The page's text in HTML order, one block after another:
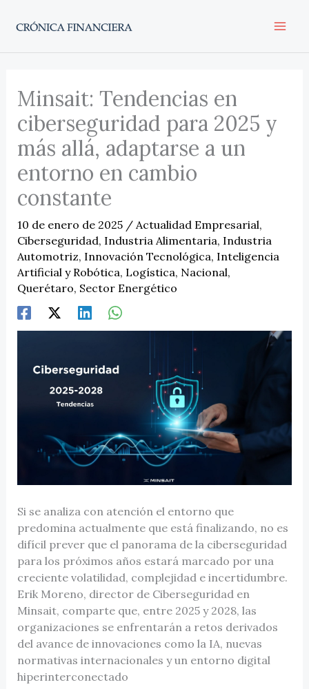
Minsait: Tendencias en
ciberseguridad para 2025 y
más allá, adaptarse a un
entorno en cambio
constante
10 de enero de 2025 / Actualidad Empresarial,
Ciberseguridad, Industria Alimentaria, Industria
Automotriz, Innovación Tecnológica, Inteligencia
Artificial y Robótica, Logística, Nacional,
Querétaro, Sector Energético
Si se analiza con atención el entorno que
predomina actualmente que está finalizando, no es
difícil prever que el panorama de la ciberseguridad
para los próximos años estará marcado por una
creciente volatilidad, complejidad e incertidumbre.
Erik Moreno, director de Ciberseguridad en
Minsait, comparte que, entre 2025 y 2028, las
organizaciones se enfrentarán a retos derivados
del avance de innovaciones como la IA, nuevas
normativas internacionales y un entorno digital
hiperinterconectado